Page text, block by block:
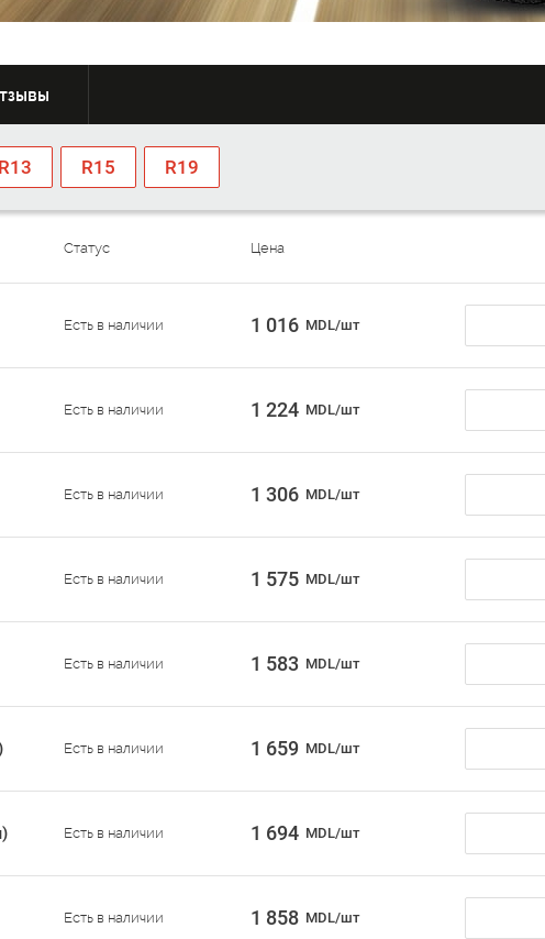
R13 R15 R19
Статус Цена
Есть в наличии 1 016 MDL/шт
Есть в наличии 1 224 MDL/шт
Есть в наличии 1 306 MDL/шт
Есть в наличии 1 575 MDL/шт
Есть в наличии 1 583 MDL/шт
Есть в наличии 1 659 MDL/шт
Есть в наличии 1 694 MDL/шт
Есть в наличии 1 858 MDL/шт